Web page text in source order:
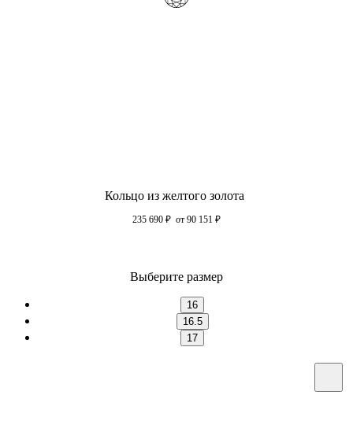
Кольцо из желтого золота
235 690 ₽ от 90 151 ₽
Выберите размер
16
16.5
17